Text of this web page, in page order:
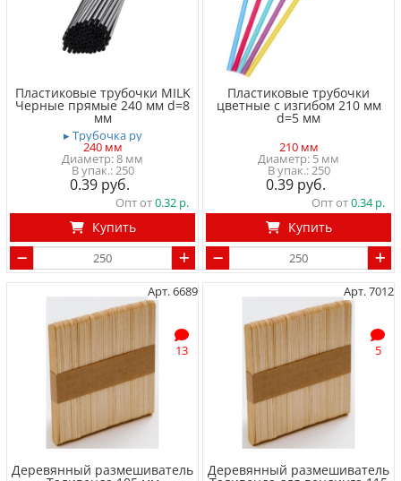
Пластиковые трубочки MILK
Черные прямые 240 мм d=8
мм
▸ Трубочка ру
240 мм
Диаметр: 8 мм
250
0.39
Опт от0.32
Купить
Пластиковые трубочки
цветные с изгибом 210 мм
d=5 мм
210 мм
Диаметр: 5 мм
250
0.39
Опт от0.34
Купить
Арт. 6689
13
Деревянный размешиватель
Арт. 7012
5
Деревянный размешиватель